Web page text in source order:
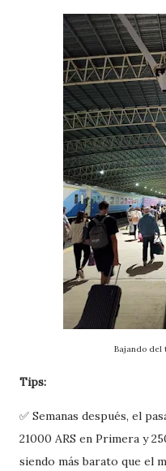
Bajando del
Tips:
✅ Semanas después, el
21000 ARS en Primera y
siendo más barato que el